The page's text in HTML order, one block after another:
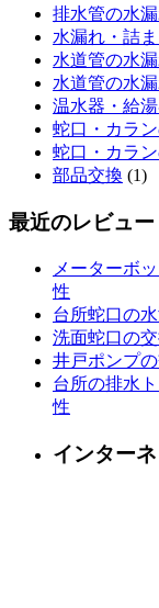
排水管の水
水漏れ・詰ま
水道管の水
水道管の水
温水器・給
蛇口・カラ
蛇口・カラ
部品交換 (1)
最近のレビュー
メーターボ
性
台所蛇口の
洗面蛇口の
井戸ポンプ
台所の排水
性
インターネ